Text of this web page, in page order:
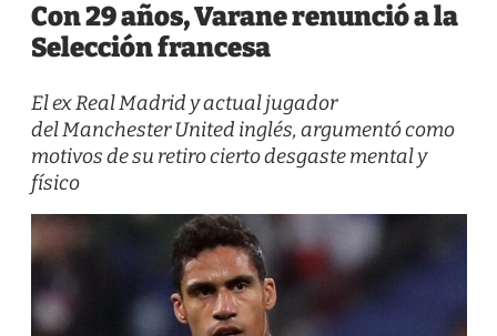
Con 29 años, Varane renunció a la
Selección francesa
El ex Real Madrid y actual jugador
del Manchester United inglés, argumentó como
motivos de su retiro cierto desgaste mental y
físico